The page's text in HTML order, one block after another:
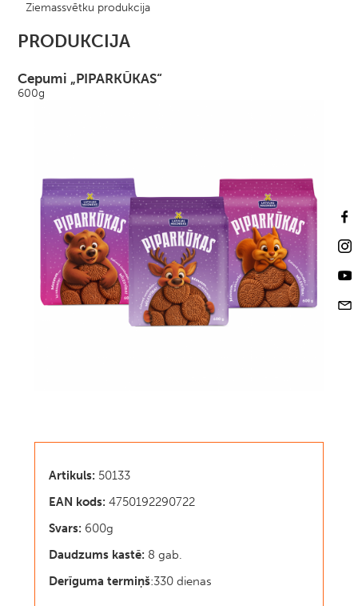
Ziemassvētku produkcija
PRODUKCIJA
Cepumi „PIPARKŪKAS“
600g
Artikuls: 50133
EAN kods: 4750192290722
Svars: 600g
Daudzums kastē: 8 gab.
Derīguma termiņš:330 dienas